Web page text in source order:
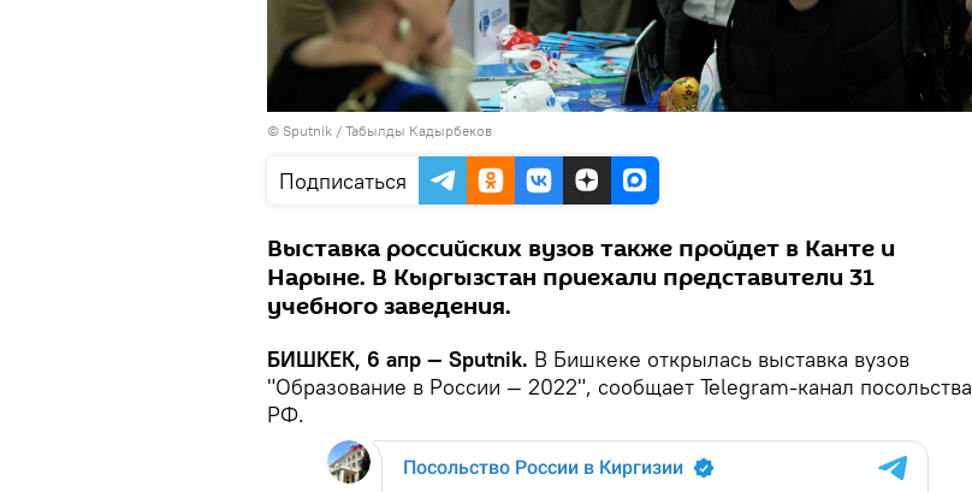
© Sputnik / Табылды Кадырбеков
Подписаться
Выставка российских вузов также пройдет в Канте и
Нарыне. В Кыргызстан приехали представители 31
учебного заведения.
БИШКЕК, 6 апр — Sputnik. В Бишкеке открылась выставка вузов
"Образование в России — 2022", сообщает Telegram-канал посольства
РФ.